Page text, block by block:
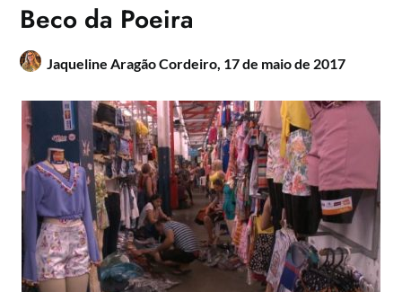
Beco da Poeira
Jaqueline Aragão Cordeiro, 17 de maio de 2017